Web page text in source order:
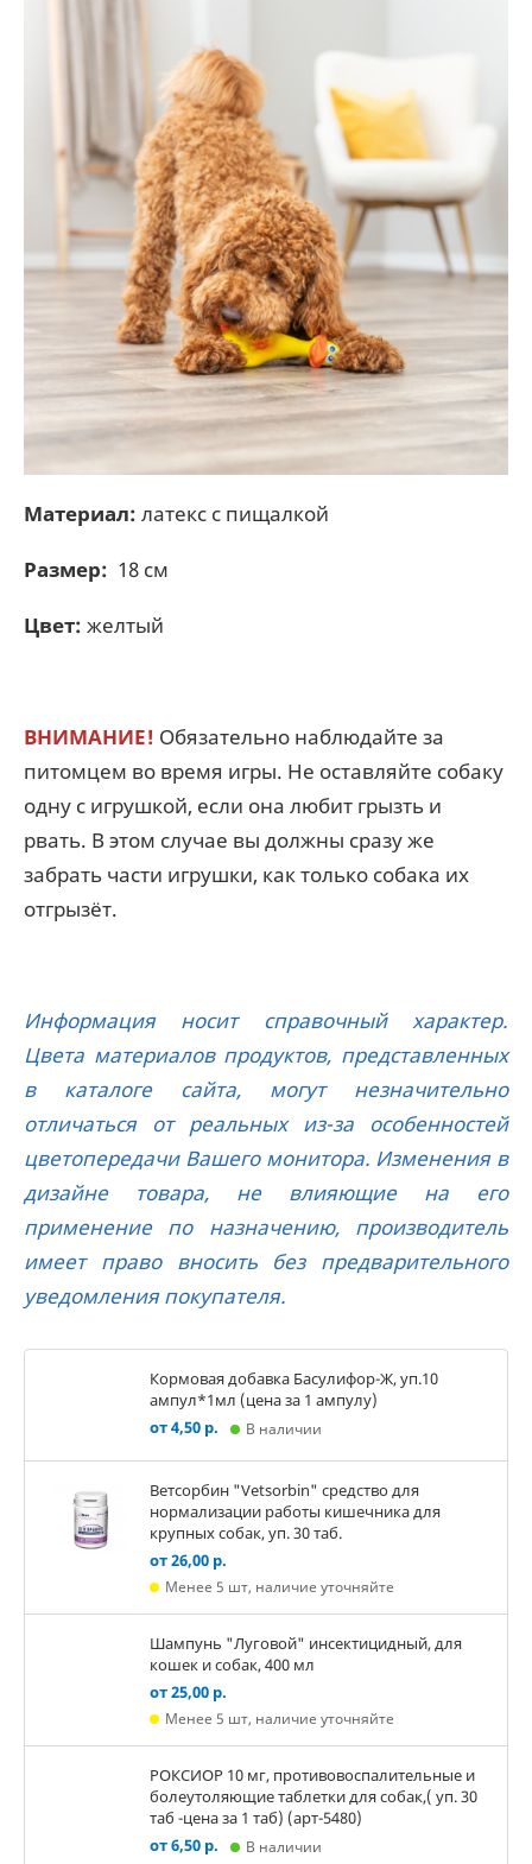
Материал: латекс с пищалкой
Размер: 18 см
Цвет: желтый
ВНИМАНИЕ! Обязательно наблюдайте за
питомцем во время игры. Не оставляйте собаку
одну с игрушкой, если она любит грызть и
рвать. В этом случае вы должны сразу же
забрать части игрушки, как только собака их
отгрызёт.
Информация носит справочный характер.
Цвета материалов продуктов, представленных
в каталоге сайта, могут незначительно
отличаться от реальных из-за особенностей
цветопередачи Вашего монитора. Изменения в
дизайне товара, не влияющие на его
применение по назначению, производитель
имеет право вносить без предварительного
уведомления покупателя.
Кормовая добавка Басулифор-Ж, уп.10
ампул*1мл (цена за 1 ампулу)
от 4,50 р.
В наличии
Ветсорбин "Vetsorbin" средство для
нормализации работы кишечника для
крупных собак, уп. 30 таб.
от 26,00 р.
Менее 5 шт, наличие уточняйте
Шампунь "Луговой" инсектицидный, для
кошек и собак, 400 мл
от 25,00 р.
Менее 5 шт, наличие уточняйте
РОКСИОР 10 мг, противовоспалительные и
болеутоляющие таблетки для собак,( уп. 30
таб -цена за 1 таб) (арт-5480)
от 6,50 р.
В наличии